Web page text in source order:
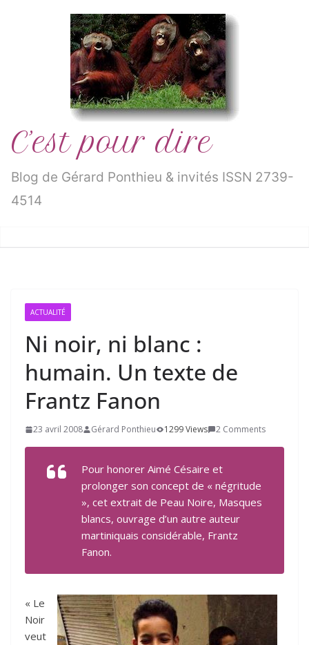
C’est pour dire
Blog de Gérard Ponthieu & invités ISSN 2739-
4514
ACTUALITÉ
Ni noir, ni blanc :
humain. Un texte de
Frantz Fanon
23 avril 2008 Gérard Ponthieu 1299 Views 2 Comments
Pour honorer Aimé Césaire et
prolonger son concept de « négritude
», cet extrait de Peau Noire, Masques
blancs, ouvrage d’un autre auteur
martiniquais considérable, Frantz
Fanon.
« Le
Noir
veut